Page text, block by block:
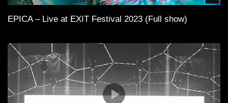
EPICA – Live at EXIT Festival 2023 (Full show)